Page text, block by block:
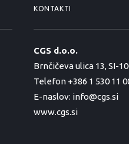
KONTAKTI
CGS d.o.o.
Brnčičeva ulica 13, SI-
Telefon +386 1 530 11
E-naslov: info@cgs.si
www.cgs.si